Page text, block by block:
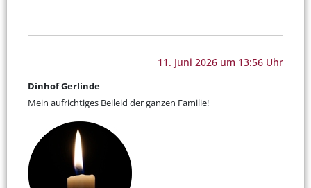
11. Juni 2026 um 13:56 Uhr
Dinhof Gerlinde
Mein aufrichtiges Beileid der ganzen Familie!